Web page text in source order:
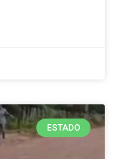
ESTADO